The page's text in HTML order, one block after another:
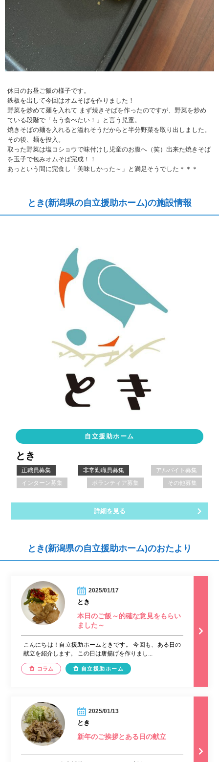
休日のお昼ご飯の様子です。
鉄板を出して今回はオムそばを作りました！
野菜を炒めて麺を入れて まず焼きそばを作ったのですが、野菜を炒め
ている段階で「もう食べたい！」と言う児童。
焼きそばの麺を入れると溢れそうだからと半分野菜を取り出しました。
その後、麺を投入。
取った野菜は塩コショウで味付けし児童のお腹へ（笑）出来た焼きそば
を玉子で包みオムそば完成！！
あっという間に完食し「美味しかった～」と満足そうでした＊＊＊
とき(新潟県の自立援助ホーム)の施設情報
自立援助ホーム
とき
正職員募集 非常勤職員募集
アルバイト募集
インターン募集
ボランティア募集 その他募集
詳細を見る
とき(新潟県の自立援助ホーム)のおたより
2025/01/17
とき
本日のご飯～的確な意見をもらい
ました～
こんにちは！自立援助ホームときです。 今回も、ある日の
献立を紹介します。 この日は唐揚げを作りまし...
コラム 自立援助ホーム
2025/01/13
とき
新年のご挨拶とある日の献立